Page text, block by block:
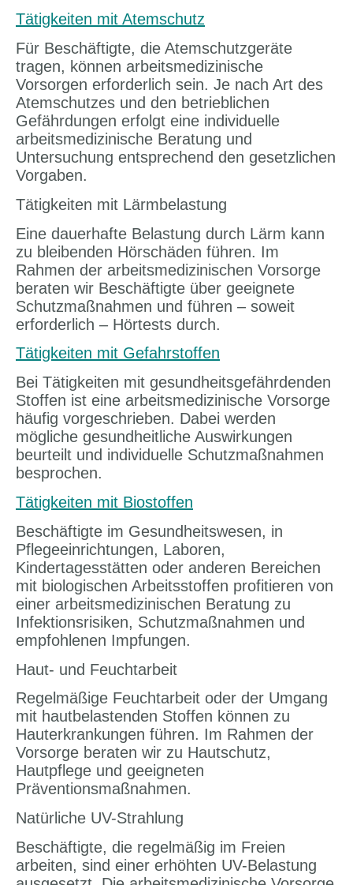
Tätigkeiten mit Atemschutz
Für Beschäftigte, die Atemschutzgeräte
tragen, können arbeitsmedizinische
Vorsorgen erforderlich sein. Je nach Art des
Atemschutzes und den betrieblichen
Gefährdungen erfolgt eine individuelle
arbeitsmedizinische Beratung und
Untersuchung entsprechend den gesetzlichen
Vorgaben.
Tätigkeiten mit Lärmbelastung
Eine dauerhafte Belastung durch Lärm kann
zu bleibenden Hörschäden führen. Im
Rahmen der arbeitsmedizinischen Vorsorge
beraten wir Beschäftigte über geeignete
Schutzmaßnahmen und führen – soweit
erforderlich – Hörtests durch.
Tätigkeiten mit Gefahrstoffen
Bei Tätigkeiten mit gesundheitsgefährdenden
Stoffen ist eine arbeitsmedizinische Vorsorge
häufig vorgeschrieben. Dabei werden
mögliche gesundheitliche Auswirkungen
beurteilt und individuelle Schutzmaßnahmen
besprochen.
Tätigkeiten mit Biostoffen
Beschäftigte im Gesundheitswesen, in
Pflegeeinrichtungen, Laboren,
Kindertagesstätten oder anderen Bereichen
mit biologischen Arbeitsstoffen profitieren von
einer arbeitsmedizinischen Beratung zu
Infektionsrisiken, Schutzmaßnahmen und
empfohlenen Impfungen.
Haut- und Feuchtarbeit
Regelmäßige Feuchtarbeit oder der Umgang
mit hautbelastenden Stoffen können zu
Hauterkrankungen führen. Im Rahmen der
Vorsorge beraten wir zu Hautschutz,
Hautpflege und geeigneten
Präventionsmaßnahmen.
Natürliche UV-Strahlung
Beschäftigte, die regelmäßig im Freien
arbeiten, sind einer erhöhten UV-Belastung